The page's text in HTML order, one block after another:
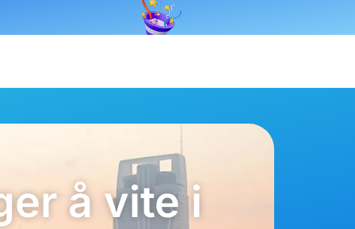
å vite i